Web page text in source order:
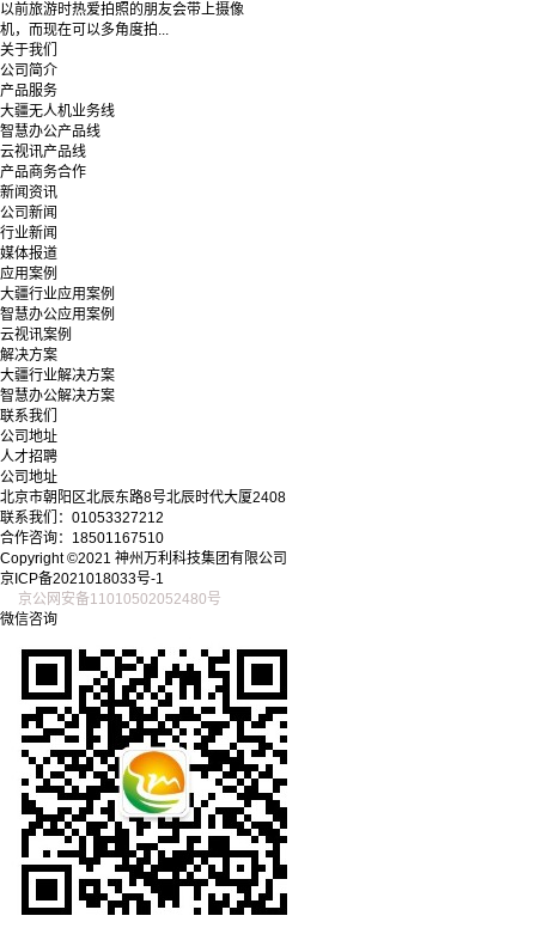
以前旅游时热爱拍照的朋友会带上摄像
机，而现在可以多角度拍...
关于我们
公司简介
产品服务
大疆无人机业务线
智慧办公产品线
云视讯产品线
产品商务合作
新闻资讯
公司新闻
行业新闻
媒体报道
应用案例
大疆行业应用案例
智慧办公应用案例
云视讯案例
解决方案
大疆行业解决方案
智慧办公解决方案
联系我们
公司地址
人才招聘
公司地址
北京市朝阳区北辰东路8号北辰时代大厦2408
联系我们：01053327212
合作咨询：18501167510
Copyright ©2021 神州万利科技集团有限公司
京ICP备2021018033号-1
京公网安备11010502052480号
微信咨询